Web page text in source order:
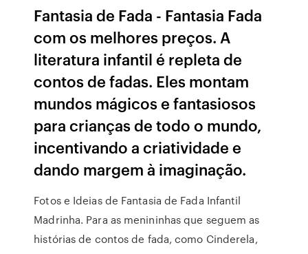
Fantasia de Fada - Fantasia Fada
com os melhores preços. A
literatura infantil é repleta de
contos de fadas. Eles montam
mundos mágicos e fantasiosos
para crianças de todo o mundo,
incentivando a criatividade e
dando margem à imaginação.
Fotos e Ideias de Fantasia de Fada Infantil
Madrinha. Para as menininhas que seguem as
histórias de contos de fada, como Cinderela,